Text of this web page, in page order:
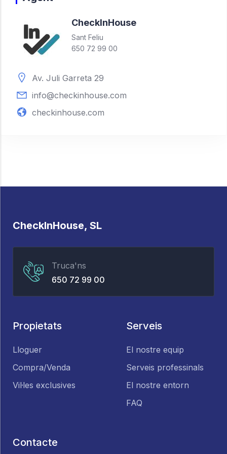
CheckInHouse
Sant Feliu
650 72 99 00
Av. Juli Garreta 29
info@checkinhouse.com
checkinhouse.com
CheckInHouse, SL
Truca'ns
650 72 99 00
Propietats
Lloguer
Compra/Venda
Vil·les exclusives
Serveis
El nostre equip
Serveis professinals
El nostre entorn
FAQ
Contacte